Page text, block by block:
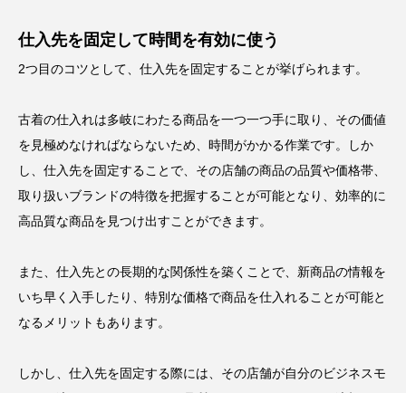
仕入先を固定して時間を有効に使う
2つ目のコツとして、仕入先を固定することが挙げられます。
古着の仕入れは多岐にわたる商品を一つ一つ手に取り、その価値
を見極めなければならないため、時間がかかる作業です。しか
し、仕入先を固定することで、その店舗の商品の品質や価格帯、
取り扱いブランドの特徴を把握することが可能となり、効率的に
高品質な商品を見つけ出すことができます。
また、仕入先との長期的な関係性を築くことで、新商品の情報を
いち早く入手したり、特別な価格で商品を仕入れることが可能と
なるメリットもあります。
しかし、仕入先を固定する際には、その店舗が自分のビジネスモ